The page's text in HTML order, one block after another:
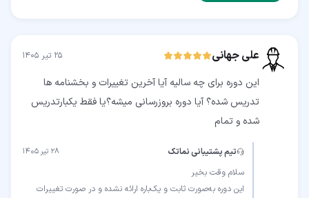
علی جهانی ۲۵ تیر ۱۴۰۵
این دوره برای چه سالیه آیا آخرین تغییرات و بخشنامه ها
تدریس شده؟ آیا دوره بروزرسانی میشه؟یا فقط یکبارتدریس
شده و تمام
تیم پشتیبانی نماتک ۲۸ تیر ۱۴۰۵
این دوره به‌صورت ثابت و یک‌باره ارائه نشده و در صورت تغییرات